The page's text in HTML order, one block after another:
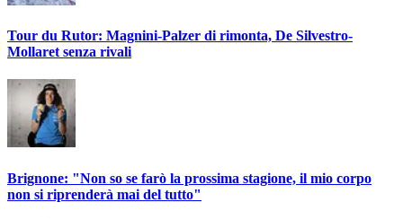
Tour du Rutor: Magnini-Palzer di rimonta, De Silvestro-
Mollaret senza rivali
Brignone: "Non so se farò la prossima stagione, il mio corpo
non si riprenderà mai del tutto"